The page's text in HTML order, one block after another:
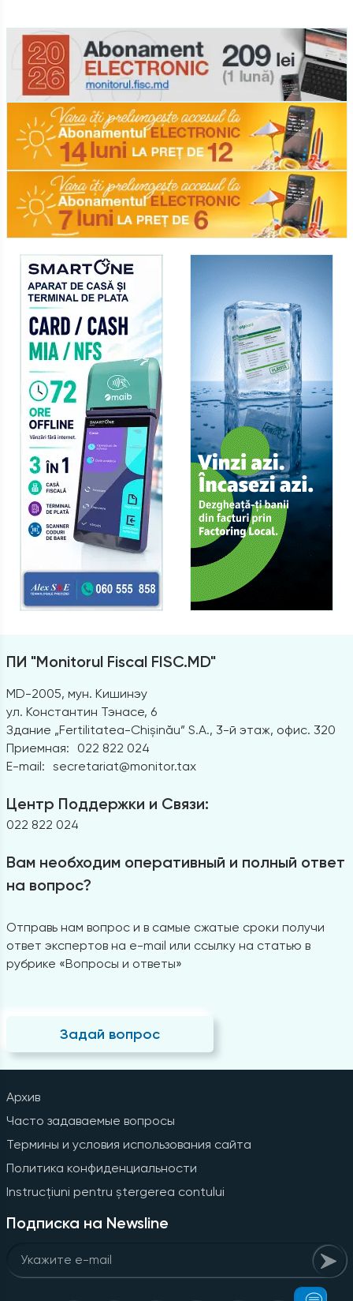
ПИ "Monitorul Fiscal FISC.MD"
MD-2005, мун. Кишинэу
ул. Константин Тэнасе, 6
Здание „Fertilitatea-Chișinău” S.A., 3-й этаж, офис. 320
Приемная:
022 822 024
E-mail: secretariat@monitor.tax
Центр Поддержки и Связи:
022 822 024
Вам необходим оперативный и полный ответ
на вопрос?
Отправь нам вопрос и в самые сжатые сроки получи
ответ экспертов на e-mail или ссылку на статью в
рубрике «Вопросы и ответы»
Задай вопрос
Архив
Часто задаваемые вопросы
Термины и условия использования сайта
Политика конфиденциальности
Instrucțiuni pentru ștergerea contului
Подписка на Newsline